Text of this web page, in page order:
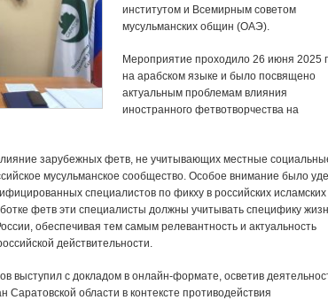
институтом и Всемирным советом
мусульманских общин (ОАЭ).
Мероприятие проходило 26 июня 2025
на арабском языке и было посвящено
актуальным проблемам влияния
иностранного фетвотворчества на
зарубежных фетв, не учитывающих местные
мусульманское сообщество. Особое внимание было
специалистов по фикху в российских исламских
фетв эти специалисты должны учитывать специфику
обеспечивая тем самым релевантность и актуальность
действительности.
выступил с докладом в онлайн-формате, осветив
Саратовской области в контексте противодействия